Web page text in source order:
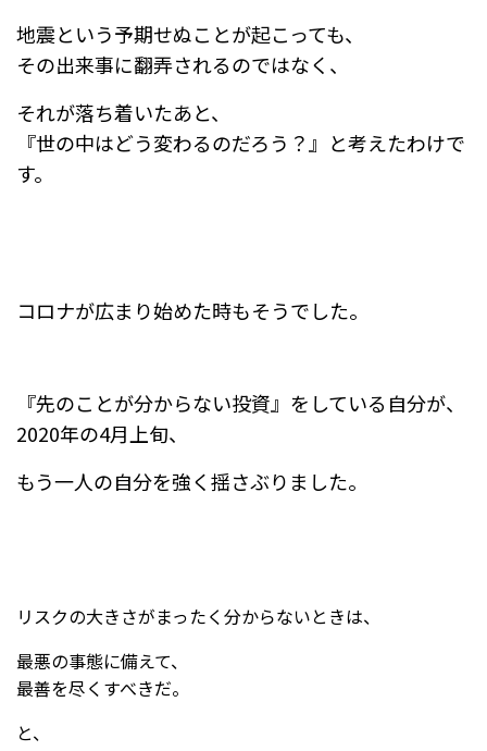
地震という予期せぬことが起こっても、
その出来事に翻弄されるのではなく、
それが落ち着いたあと、
『世の中はどう変わるのだろう？』と考えたわけで
す。
コロナが広まり始めた時もそうでした。
『先のことが分からない投資』をしている自分が、
2020年の4月上旬、
もう一人の自分を強く揺さぶりました。
リスクの大きさがまったく分からないときは、
最悪の事態に備えて、
最善を尽くすべきだ。
と、